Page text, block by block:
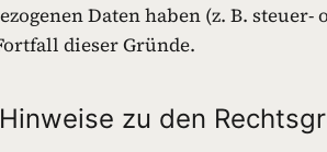
Daten haben (z. B.
dieser Gründe.
zu den